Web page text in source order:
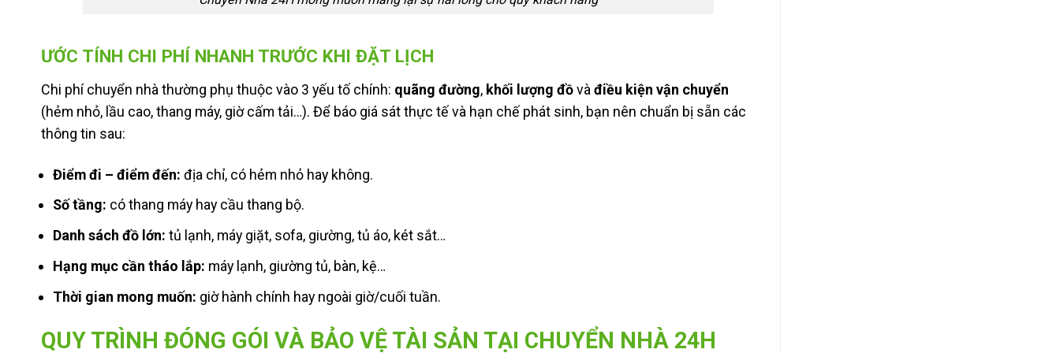
ƯỚC TÍNH CHI PHÍ NHANH TRƯỚC KHI ĐẶT LỊCH
Chi phí chuyển nhà thường phụ thuộc vào 3 yếu tố chính: quãng đường, khối lượng đồvàđiều kiện vận chuyển
(hẻm nhỏ, lầu cao, thang máy, giờ cấm tải…). Để báo giá sát thực tế và hạn chế phát sinh, bạn nên chuẩn bị sẵn các
thông tin sau:
Điểm đi – điểm đến: địa chỉ, có hẻm nhỏ hay không.
Số tầng: có thang máy hay cầu thang bộ.
Danh sách đồ lớn: tủ lạnh, máy giặt, sofa, giường, tủ áo, két sắt…
Hạng mục cần tháo lắp: máy lạnh, giường tủ, bàn, kệ…
Thời gian mong muốn: giờ hành chính hay ngoài giờ/cuối tuần.
QUY TRÌNH ĐÓNG GÓI VÀ BẢO VỆ TÀI SẢN TẠI CHUYỂN NHÀ 24H